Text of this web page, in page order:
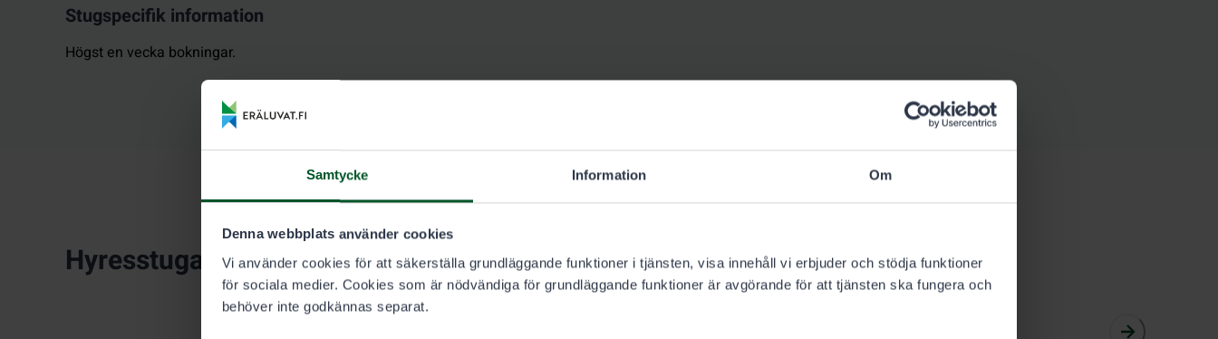
Samtycke Information Om
Denna webbplats använder cookies
Vi använder cookies för att säkerställa grundläggande funktioner i tjänsten, visa innehåll vi erbjuder och stödja funktioner
för sociala medier. Cookies som är nödvändiga för grundläggande funktioner är avgörande för att tjänsten ska fungera och
behöver inte godkännas separat.
Stugspecifik information
Högst en vecka bokningar.
Hyresstuga